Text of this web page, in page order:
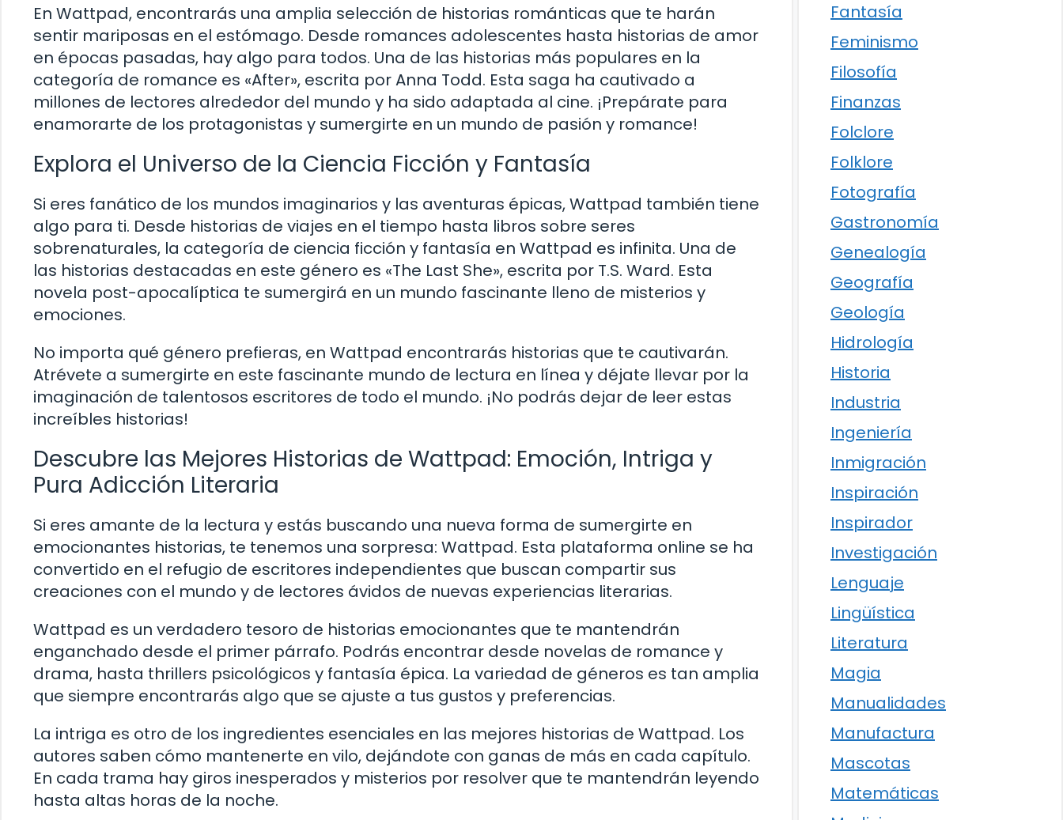
En Wattpad, encontrarás una amplia selección de historias románticas que te harán
sentir mariposas en el estómago. Desde romances adolescentes hasta historias de amor
en épocas pasadas, hay algo para todos. Una de las historias más populares en la
categoría de romance es «After», escrita por Anna Todd. Esta saga ha cautivado a
millones de lectores alrededor del mundo y ha sido adaptada al cine. ¡Prepárate para
enamorarte de los protagonistas y sumergirte en un mundo de pasión y romance!
Explora el Universo de la Ciencia Ficción y Fantasía
Si eres fanático de los mundos imaginarios y las aventuras épicas, Wattpad también tiene
algo para ti. Desde historias de viajes en el tiempo hasta libros sobre seres
sobrenaturales, la categoría de ciencia ficción y fantasía en Wattpad es infinita. Una de
las historias destacadas en este género es «The Last She», escrita por T.S. Ward. Esta
novela post-apocalíptica te sumergirá en un mundo fascinante lleno de misterios y
emociones.
No importa qué género prefieras, en Wattpad encontrarás historias que te cautivarán.
Atrévete a sumergirte en este fascinante mundo de lectura en línea y déjate llevar por la
imaginación de talentosos escritores de todo el mundo. ¡No podrás dejar de leer estas
increíbles historias!
Descubre las Mejores Historias de Wattpad: Emoción, Intriga y
Pura Adicción Literaria
Si eres amante de la lectura y estás buscando una nueva forma de sumergirte en
emocionantes historias, te tenemos una sorpresa: Wattpad. Esta plataforma online se ha
convertido en el refugio de escritores independientes que buscan compartir sus
creaciones con el mundo y de lectores ávidos de nuevas experiencias literarias.
Wattpad es un verdadero tesoro de historias emocionantes que te mantendrán
enganchado desde el primer párrafo. Podrás encontrar desde novelas de romance y
drama, hasta thrillers psicológicos y fantasía épica. La variedad de géneros es tan amplia
que siempre encontrarás algo que se ajuste a tus gustos y preferencias.
La intriga es otro de los ingredientes esenciales en las mejores historias de Wattpad. Los
autores saben cómo mantenerte en vilo, dejándote con ganas de más en cada capítulo.
En cada trama hay giros inesperados y misterios por resolver que te mantendrán leyendo
hasta altas horas de la noche.
Fantasía
Feminismo
Filosofía
Finanzas
Folclore
Folklore
Fotografía
Gastronomía
Genealogía
Geografía
Geología
Hidrología
Historia
Industria
Ingeniería
Inmigración
Inspiración
Inspirador
Investigación
Lenguaje
Lingüística
Literatura
Magia
Manualidades
Manufactura
Mascotas
Matemáticas